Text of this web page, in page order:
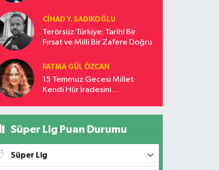
CIHAD Y. SADIKOĞLU
Terörsüz Türkiye: Tarihî Bir
Fırsat ve Milli Bir Zafere Doğru
FATMA GÜL ÖZCAN
15 Temmuz Gecesi Millet
Kendi Hür İradesini
Süper Lig Puan Durumu
Süper Lig